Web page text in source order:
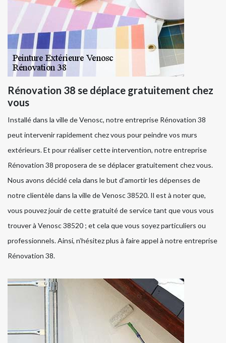
Rénovation 38 se déplace gratuitement chez
vous
Installé dans la ville de Venosc, notre entreprise Rénovation 38
peut intervenir rapidement chez vous pour peindre vos murs
extérieurs. Et pour réaliser cette intervention, notre entreprise
Rénovation 38 proposera de se déplacer gratuitement chez vous.
Nous avons décidé cela dans le but d’amortir les dépenses de
notre clientèle dans la ville de Venosc 38520. Il est à noter que,
vous pouvez jouir de cette gratuité de service tant que vous vous
trouver à Venosc 38520 ; et cela que vous soyez particuliers ou
professionnels. Ainsi, n’hésitez plus à faire appel à notre entreprise
Rénovation 38.